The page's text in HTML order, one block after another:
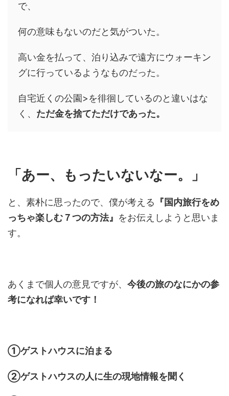
で、
何の意味もないのだと気がついた。
高い金を払って、泊り込みで遠方にウォーキン
グに行っているようなものだった。
自宅近くの公園>を徘徊しているのと違いはな
く、 ただ金を捨てただけであった。
「あー、もったいないなー。」
と、素朴に思ったので、僕が考える 『国内旅行をめ
っちゃ楽しむ７つの方法』 をお伝えしようと思いま
す。
あくまで個人の意見ですが、 今後の旅のなにかの参
考になれば幸いです！
①ゲストハウスに泊まる
②ゲストハウスの人に生の現地情報を聞く